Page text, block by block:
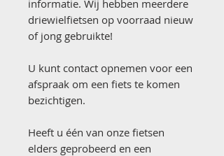
informatie. Wij hebben meerdere
driewielfietsen op voorraad nieuw
of jong gebruikte!
U kunt contact opnemen voor een
afspraak om een fiets te komen
bezichtigen.
Heeft u één van onze fietsen
elders geprobeerd en een